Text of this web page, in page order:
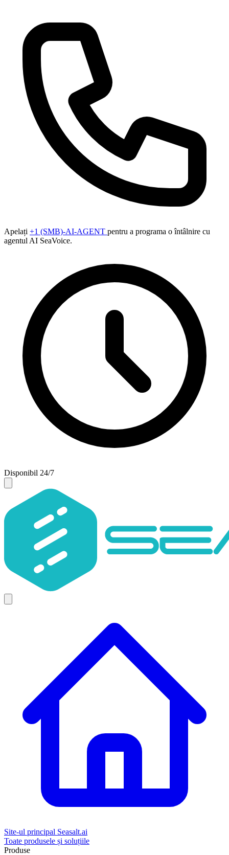
Apelați +1 (SMB)-AI-AGENT pentru a programa o întâlnire cu
agentul AI SeaVoice.
Disponibil 24/7
Site-ul principal Seasalt.ai
Toate produsele și soluțiile
Produse